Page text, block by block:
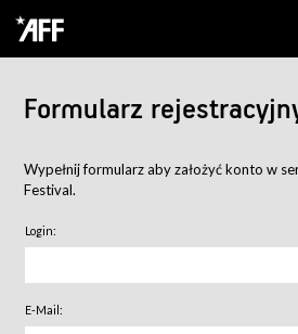
Formularz
Wypełnij formularz aby założyć konto w
Festival.
Login:
E-Mail: